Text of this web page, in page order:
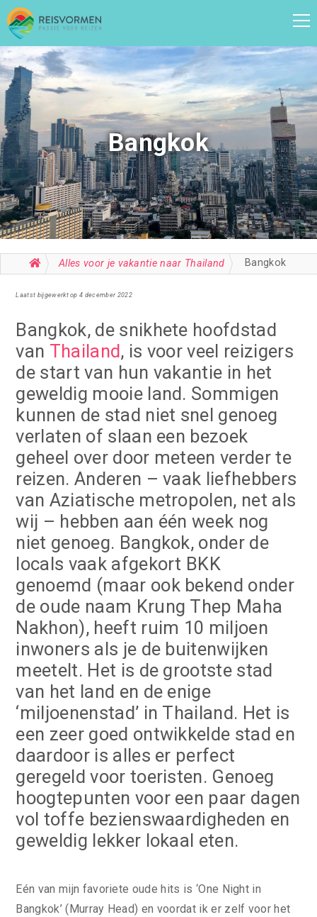
Bangkok
Alles voor je vakantie naar Thailand Bangkok
Laatst bijgewerkt op 4 december 2022
Bangkok, de snikhete hoofdstad
van Thailand, is voor veel reizigers
de start van hun vakantie in het
geweldig mooie land. Sommigen
kunnen de stad niet snel genoeg
verlaten of slaan een bezoek
geheel over door meteen verder te
reizen. Anderen – vaak liefhebbers
van Aziatische metropolen, net als
wij – hebben aan één week nog
niet genoeg. Bangkok, onder de
locals vaak afgekort BKK
genoemd (maar ook bekend onder
de oude naam Krung Thep Maha
Nakhon), heeft ruim 10 miljoen
inwoners als je de buitenwijken
meetelt. Het is de grootste stad
van het land en de enige
‘miljoenenstad’ in Thailand. Het is
een zeer goed ontwikkelde stad en
daardoor is alles er perfect
geregeld voor toeristen. Genoeg
hoogtepunten voor een paar dagen
vol toffe bezienswaardigheden en
geweldig lekker lokaal eten.
Eén van mijn favoriete oude hits is ‘One Night in
Bangkok’ (Murray Head) en voordat ik er zelf voor het